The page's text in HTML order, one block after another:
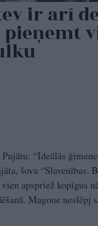
ir arī
pieņemt
“Ideālās
šova “Slavenības.
apspriež kopīgus
Magone neslēpj